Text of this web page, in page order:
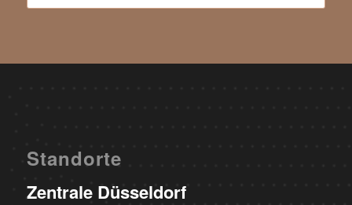
Standorte
Zentrale Düsseldorf